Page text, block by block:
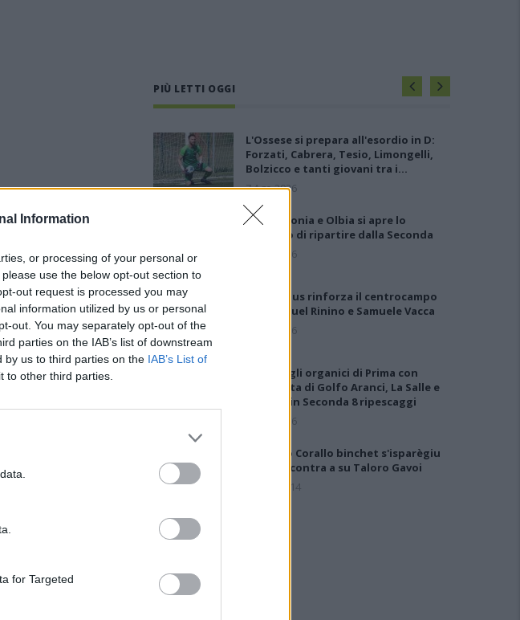
Information
or processing of your personal or
use the below opt-out section to
out request is processed you may
information utilized by us or personal
out. You may separately opt-out of the
parties on the IAB’s list of downstream
by us to third parties on the IAB’s List of
to other third parties.
for Targeted
PIÙ LETTI OGGI
L'Ossese si prepara all'esordio in D:
Forzati, Cabrera, Tesio, Limongelli,
Bolzicco e tanti giovani tra i…
7 Ago 2026
Per Carbonia e Olbia si apre lo
spiraglio di ripartire dalla Seconda
7 Ago 2026
Il Selargius rinforza il centrocampo
con Manuel Rinino e Samuele Vacca
6 Ago 2026
Definiti gli organici di Prima con
l'aggiunta di Golfo Aranci, La Salle e
Ottava, in Seconda 8 ripescaggi
7 Ago 2026
Su Porto Corallo binchet s'isparègiu
play-off contra a su Taloro Gavoi
27 Apr 2014